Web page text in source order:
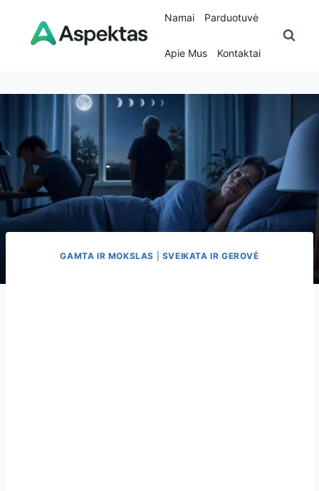
content
Namai Parduotuvė
Apie Mus Kontaktai
GAMTA IR MOKSLAS SVEIKATA IR GEROVĖ